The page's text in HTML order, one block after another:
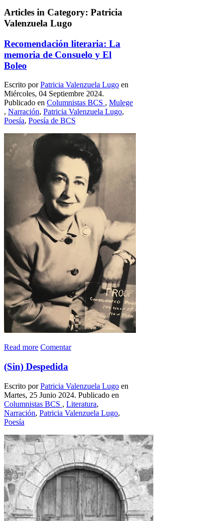
Articles in Category: Patricia
Valenzuela Lugo
Recomendación literaria: La
memoria de Consuelo y El
Boleo
Escrito porPatricia Valenzuela Lugo en
Miércoles, 04 Septiembre 2024.
Publicado en Columnistas BCS , Mulege
, Narración, Patricia Valenzuela Lugo,
Poesía, Poesía de BCS
Read more Comentar
(Sin) Despedida
Escrito porPatricia Valenzuela Lugo en
Martes, 25 Junio 2024. Publicado en
Columnistas BCS , Literatura,
Narración, Patricia Valenzuela Lugo,
Poesía